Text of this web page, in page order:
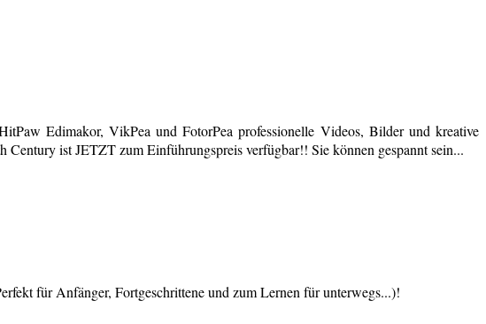
Edimakor, VikPea und FotorPea professionelle Videos, Bilder und kreative
ist JETZT zum Einführungspreis verfügbar!! Sie können gespannt sein...
für Anfänger, Fortgeschrittene und zum Lernen für unterwegs...)!